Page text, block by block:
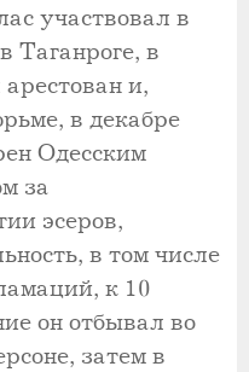
участвовал в
Таганроге, в
и,
в декабре
Одесским
за
эсеров,
в том числе
к 10
он отбывал во
затем в